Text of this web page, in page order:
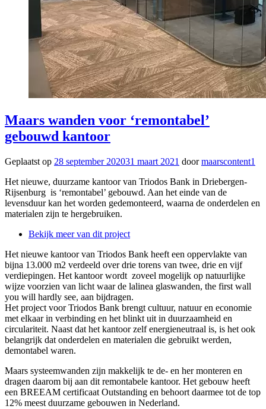
Maars wanden voor ‘remontabel’
gebouwd kantoor
Geplaatst op 28 september 202031 maart 2021 doormaarscontent1
Het nieuwe, duurzame kantoor van Triodos Bank in Driebergen-
Rijsenburg is ‘remontabel’ gebouwd. Aan het einde van de
levensduur kan het worden gedemonteerd, waarna de onderdelen en
materialen zijn te hergebruiken.
Bekijk meer van dit project
Het nieuwe kantoor van Triodos Bank heeft een oppervlakte van
bijna 13.000 m2 verdeeld over drie torens van twee, drie en vijf
verdiepingen. Het kantoor wordt zoveel mogelijk op natuurlijke
wijze voorzien van licht waar de lalinea glaswanden, the first wall
you will hardly see, aan bijdragen.
Het project voor Triodos Bank brengt cultuur, natuur en economie
met elkaar in verbinding en het blinkt uit in duurzaamheid en
circulariteit. Naast dat het kantoor zelf energieneutraal is, is het ook
belangrijk dat onderdelen en materialen die gebruikt werden,
demontabel waren.
Maars systeemwanden zijn makkelijk te de- en her monteren en
dragen daarom bij aan dit remontabele kantoor. Het gebouw heeft
een BREEAM certificaat Outstanding en behoort daarmee tot de top
12% meest duurzame gebouwen in Nederland.